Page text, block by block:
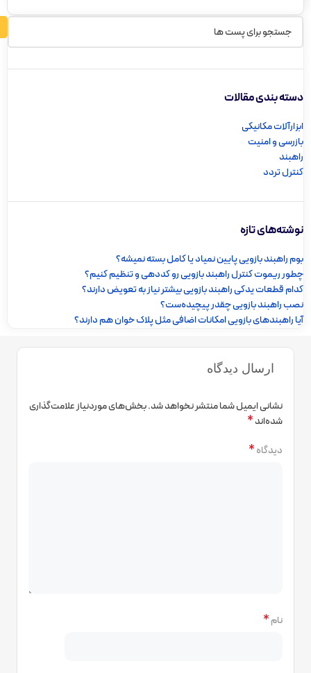
دسته بندی مقالات
ابزارآلات مکانیکی
بازرسی و امنیت
راهبند
کنترل تردد
نوشته‌های تازه
بوم راهبند بازویی پایین نمیاد یا کامل بسته نمیشه؟
چطور ریموت کنترل راهبند بازویی رو کددهی و تنظیم کنیم؟
کدام قطعات یدکی راهبند بازویی بیشتر نیاز به تعویض دارند؟
نصب راهبند بازویی چقدر پیچیده‌ست؟
آیا راهبندهای بازویی امکانات اضافی مثل پلاک خوان هم دارند؟
ارسال دیدگاه
نشانی ایمیل شما منتشر نخواهد شد.بخش‌های موردنیاز علامت‌گذاری
شده‌اند*
دیدگاه*
نام*